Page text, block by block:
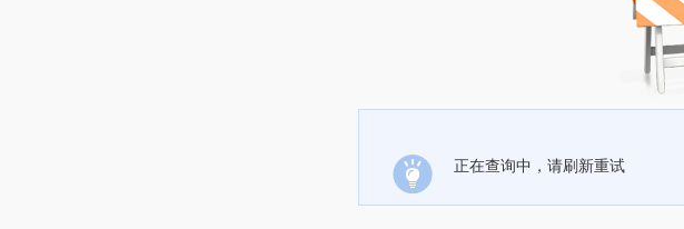
正在查询中，请刷新重试